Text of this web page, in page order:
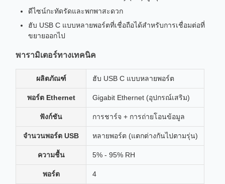
ดีไซน์กะทัดรัดและพกพาสะดวก
ฮับ USB C แบบหลายพอร์ตที่เชื่อถือได้สำหรับการเชื่อมต่อที่
ขยายออกไป
พารามิเตอร์ทางเทคนิค
ผลิตภัณฑ์ ฮับ USB C แบบหลายพอร์ต
พอร์ต Ethernet Gigabit Ethernet (อุปกรณ์เสริม)
ฟังก์ชัน การชาร์จ + การถ่ายโอนข้อมูล
จำนวนพอร์ต USB หลายพอร์ต (แตกต่างกันไปตามรุ่น)
ความชื้น 5% - 95% RH
พอร์ต 4